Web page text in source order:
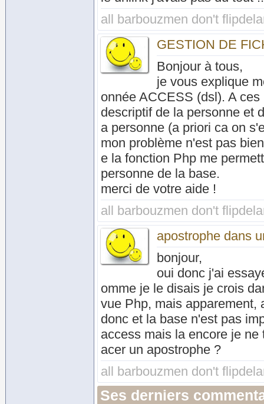
all barbouzmen don't
GESTION DE
Bonjour à tous,
je vous explique
onnée ACCESS (dsl). A
descriptif de la personne et
a personne (a priori ca on
mon problème n'est pas
e la fonction Php me
personne de la base.
merci de votre aide !
all barbouzmen don't
apostrophe dans
bonjour,
oui donc j'ai
omme je le disais je crois
vue Php, mais apparement,
donc et la base n'est pas
access mais la encore je
acer un apostrophe ?
all barbouzmen don't
Ses derniers